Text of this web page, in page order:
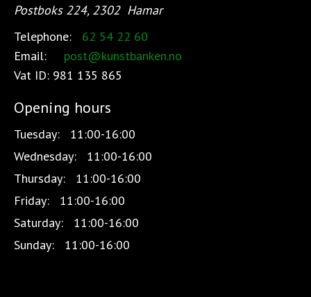
Postboks 224, 2302 Hamar
Telephone:
62 54 22 60
Email:
post@kunstbanken.no
Vat ID: 981 135 865
Opening hours
Tuesday:
11:00-16:00
Wednesday:
11:00-16:00
Thursday:
11:00-16:00
Friday:
11:00-16:00
Saturday:
11:00-16:00
Sunday:
11:00-16:00